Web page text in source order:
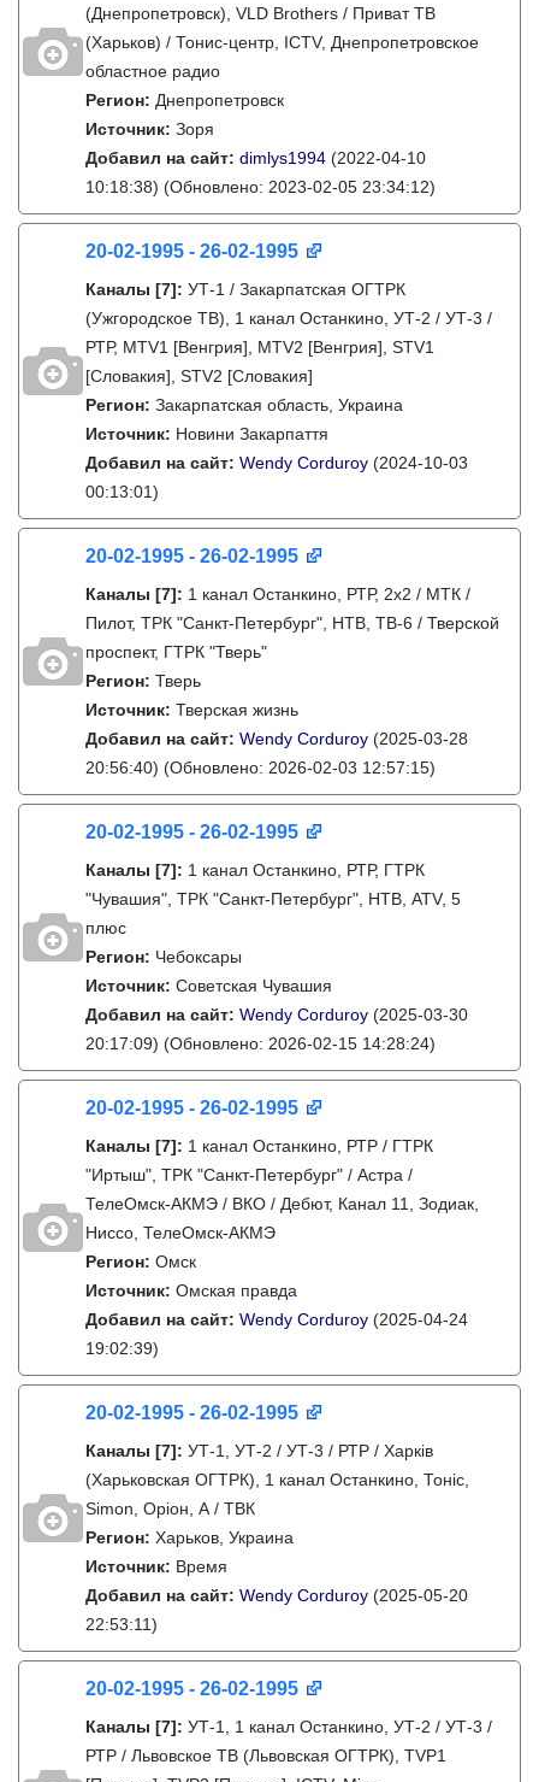
(Днепропетровск), VLD Brothers / Приват ТВ
(Харьков) / Тонис-центр, ICTV, Днепропетровское
областное радио
Регион: Днепропетровск
Источник: Зоря
Добавил на сайт: dimlys1994 (2022-04-10
10:18:38) (Обновлено: 2023-02-05 23:34:12)
20-02-1995 - 26-02-1995
Каналы [7]: УТ-1 / Закарпатская ОГТРК
(Ужгородское ТВ), 1 канал Останкино, УТ-2 / УТ-3 /
РТР, MTV1 [Венгрия], MTV2 [Венгрия], STV1
[Словакия], STV2 [Словакия]
Регион: Закарпатская область, Украина
Источник: Новини Закарпаття
Добавил на сайт: Wendy Corduroy (2024-10-03
00:13:01)
20-02-1995 - 26-02-1995
Каналы [7]: 1 канал Останкино, РТР, 2х2 / МТК /
Пилот, ТРК "Санкт-Петербург", НТВ, ТВ-6 / Тверской
проспект, ГТРК "Тверь"
Регион: Тверь
Источник: Тверская жизнь
Добавил на сайт: Wendy Corduroy (2025-03-28
20:56:40) (Обновлено: 2026-02-03 12:57:15)
20-02-1995 - 26-02-1995
Каналы [7]: 1 канал Останкино, РТР, ГТРК
"Чувашия", ТРК "Санкт-Петербург", НТВ, ATV, 5
плюс
Регион: Чебоксары
Источник: Советская Чувашия
Добавил на сайт: Wendy Corduroy (2025-03-30
20:17:09) (Обновлено: 2026-02-15 14:28:24)
20-02-1995 - 26-02-1995
Каналы [7]: 1 канал Останкино, РТР / ГТРК
"Иртыш", ТРК "Санкт-Петербург" / Астра /
ТелеОмск-АКМЭ / ВКО / Дебют, Канал 11, Зодиак,
Ниссо, ТелеОмск-АКМЭ
Регион: Омск
Источник: Омская правда
Добавил на сайт: Wendy Corduroy (2025-04-24
19:02:39)
20-02-1995 - 26-02-1995
Каналы [7]: УТ-1, УТ-2 / УТ-3 / РТР / Харків
(Харьковская ОГТРК), 1 канал Останкино, Тонiс,
Simon, Оріон, А / ТВК
Регион: Харьков, Украина
Источник: Время
Добавил на сайт: Wendy Corduroy (2025-05-20
22:53:11)
20-02-1995 - 26-02-1995
Каналы [7]: УТ-1, 1 канал Останкино, УТ-2 / УТ-3 /
РТР / Львовское ТВ (Львовская ОГТРК), TVP1